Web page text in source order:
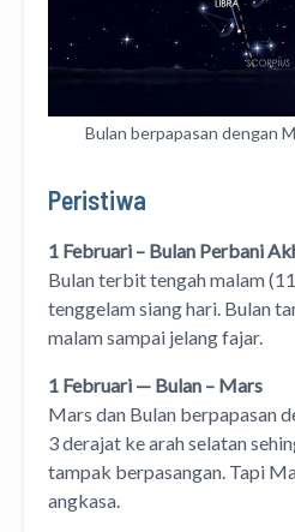
Bulan berpapasan dengan
Peristiwa
1 Februari – Bulan Perbani
Bulan terbit tengah malam
tenggelam siang hari. Bulan
malam sampai jelang fajar.
1 Februari — Bulan – Mars
Mars dan Bulan berpapasan
3 derajat ke arah selatan
tampak berpasangan. Tapi
angkasa.